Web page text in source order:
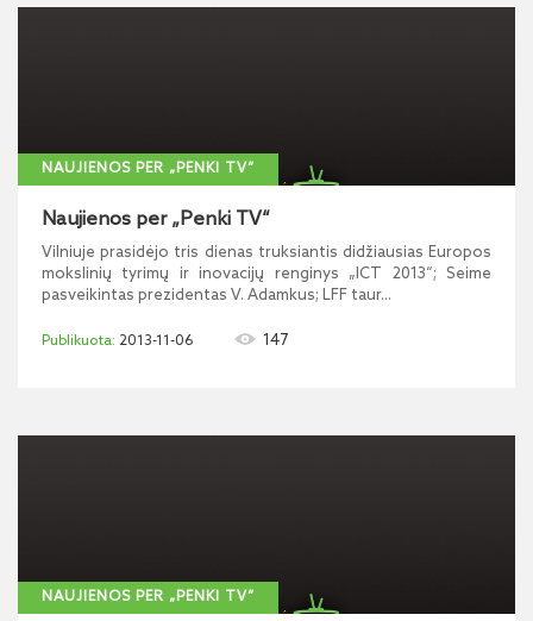
NAUJIENOS PER „PENKI TV“
Naujienos per „Penki TV“
Vilniuje prasidėjo tris dienas truksiantis didžiausias Europos
mokslinių tyrimų ir inovacijų renginys „ICT 2013“; Seime
pasveikintas prezidentas V. Adamkus; LFF taur...
2013-11-06 147
NAUJIENOS PER „PENKI TV“